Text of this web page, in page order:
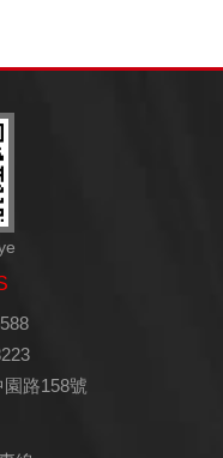
路158號